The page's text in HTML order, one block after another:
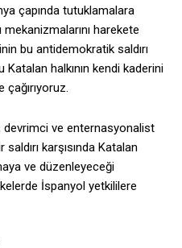
çapında tutuklamalara
harekete
bu antidemokratik saldırı
Katalan halkının kendi kaderini
çağırıyoruz.
devrimci ve enternasyonalist
karşısında Katalan
ve düzenleyeceği
İspanyol yetkililere